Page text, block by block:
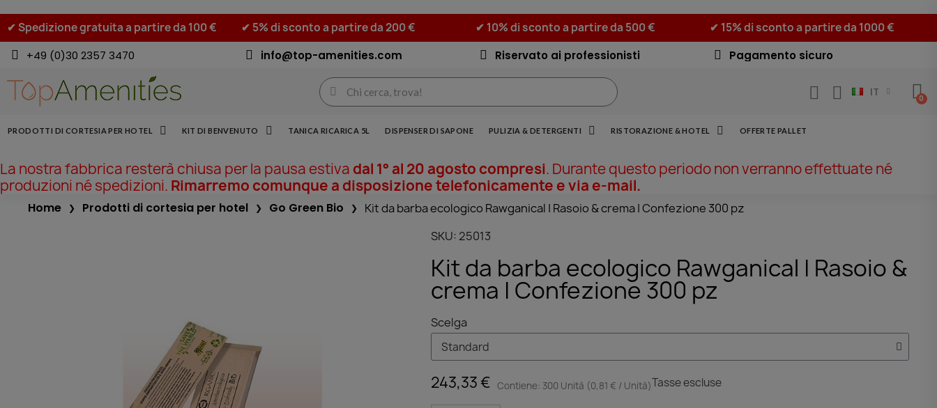
✔ Spedizione gratuita a partire da 100 € ✔ 5% di sconto a partire da 200 € ✔ 10% di sconto a partire da 500 €
✔ 15% di sconto a partire da 1000 €
+49 (0)30 2357 3470
info@top-amenities.com Riservato ai professionisti Pagamento sicuro
IT
PRODOTTI DI CORTESIA PER HOTEL KIT DI BENVENUTO TANICA RICARICA 5L DISPENSER DI SAPONE PULIZIA & DETERGENTI RISTORAZIONE & HOTEL OFFERTE PALLET
La nostra fabbrica resterà chiusa per la pausa estiva dal 1° al 20 agosto compresi. Durante questo periodo non verranno effettuate né
produzioni né spedizioni. Rimarremo comunque a disposizione telefonicamente e via e-mail.
Home Prodotti di cortesia per hotel Go Green Bio
Kit da barba ecologico Rawganical | Rasoio & crema | Confezione 300 pz
SKU 25013
Kit da barba ecologico Rawganical | Rasoio &
crema | Confezione 300 pz
Scelga
243,33 € Contiene: 300 Unità (0,81 € / Unità)Tasse escluse